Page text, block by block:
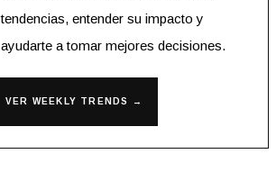
tendencias, entender su impacto y
ayudarte a tomar mejores decisiones.
VER WEEKLY TRENDS →